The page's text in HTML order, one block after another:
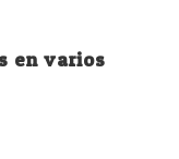
en varios